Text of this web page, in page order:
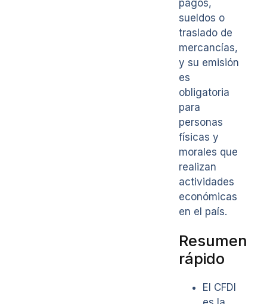
pagos,
sueldos o
traslado de
mercancías,
y su emisión
es
obligatoria
para
personas
físicas y
morales que
realizan
actividades
económicas
en el país.
Resumen
rápido
El CFDI